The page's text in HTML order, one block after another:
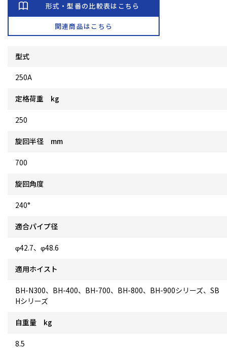
形式・型番の比較表はこちら
関連商品はこちら
型式
250A
定格荷重 kg
250
旋回半径 mm
700
旋回角度
240°
適合パイプ径
φ42.7、φ48.6
適用ホイスト
BH-N300、BH-400、BH-700、BH-800、BH-900シリーズ、SB
Hシリーズ
自重量 kg
8.5